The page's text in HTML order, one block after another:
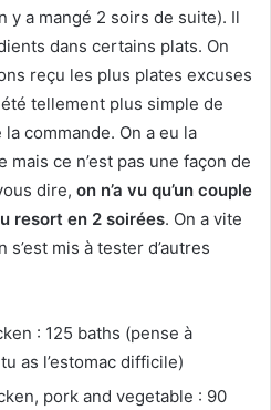
y a mangé 2 soirs de suite). Il
dans certains plats. On
reçu les plus plates excuses
tellement plus simple de
commande. On a eu la
ce n’est pas une façon de
dire, on n’a vu qu’un couple
resort en 2 soirées. On a vite
mis à tester d’autres
: 125 baths (pense à
as l’estomac difficile)
pork and vegetable : 90